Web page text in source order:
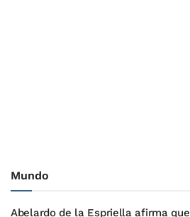
Mundo
Abelardo de la Espriella afirma que